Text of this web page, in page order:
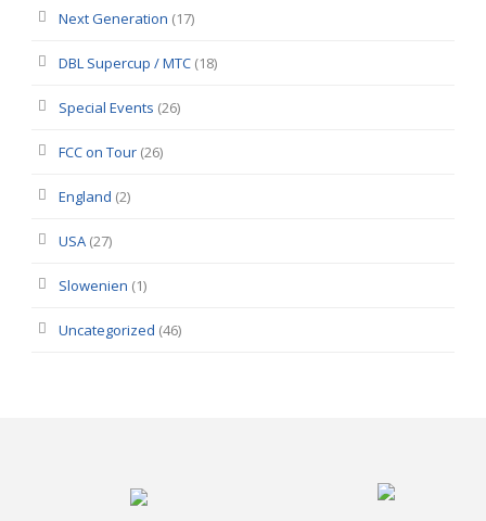
Next Generation (17)
DBL Supercup / MTC (18)
Special Events (26)
FCC on Tour (26)
England (2)
USA (27)
Slowenien (1)
Uncategorized (46)